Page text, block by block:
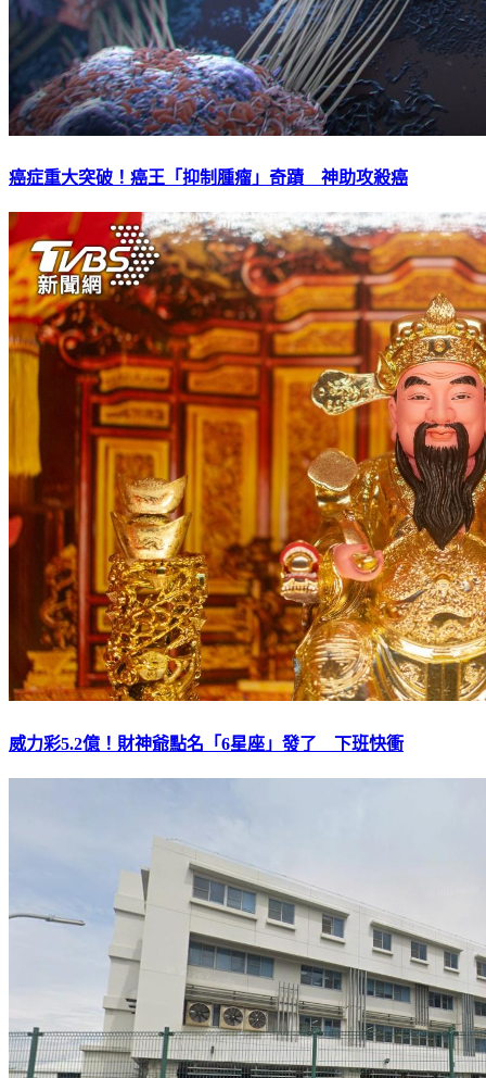
癌症重大突破！癌王「抑制腫瘤」奇蹟 神助攻殺癌
威力彩5.2億！財神爺點名「6星座」發了 下班快衝